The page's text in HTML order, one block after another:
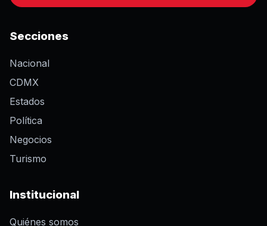
Secciones
Nacional
CDMX
Estados
Política
Negocios
Turismo
Institucional
Quiénes somos